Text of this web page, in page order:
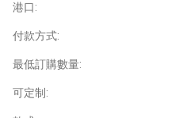
港口:
付款方式:
最低訂購數量:
可定制: